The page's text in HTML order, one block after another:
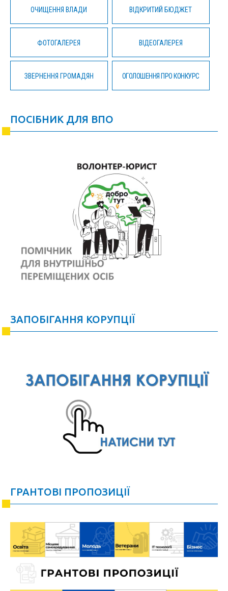
ОЧИЩЕННЯ ВЛАДИ ВІДКРИТИЙ БЮДЖЕТ
ФОТОГАЛЕРЕЯ ВІДЕОГАЛЕРЕЯ
ЗВЕРНЕННЯ ГРОМАДЯН ОГОЛОШЕННЯ ПРО КОНКУРС
ПОСІБНИК ДЛЯ ВПО
ЗАПОБІГАННЯ КОРУПЦІЇ
ГРАНТОВІ ПРОПОЗИЦІЇ